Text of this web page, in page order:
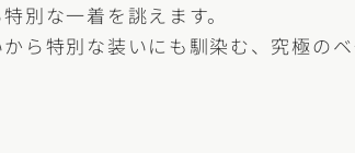
別な一着を誂えます。
ら特別な装いにも馴染む、究極の